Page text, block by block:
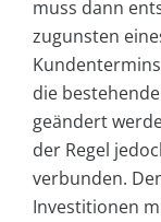
muss dann
zugunsten
die
geändert
der Regel
verbunden.
Investitionen